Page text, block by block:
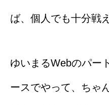
ば、個人でも十分戦
ゆいまるWebのパー
ースでやって、ちゃ